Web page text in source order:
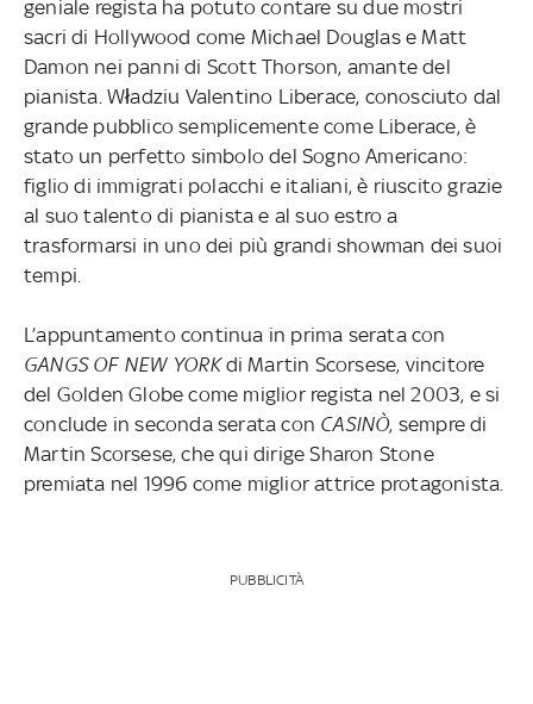
geniale regista ha potuto contare su due mostri
sacri di Hollywood come Michael Douglas e Matt
Damon nei panni di Scott Thorson, amante del
pianista. Władziu Valentino Liberace, conosciuto dal
grande pubblico semplicemente come Liberace, è
stato un perfetto simbolo del Sogno Americano:
figlio di immigrati polacchi e italiani, è riuscito grazie
al suo talento di pianista e al suo estro a
trasformarsi in uno dei più grandi showman dei suoi
tempi.
L’appuntamento continua in prima serata con
GANGS OF NEW YORKdi Martin Scorsese, vincitore
del Golden Globe come miglior regista nel 2003, e si
conclude in seconda serata con CASINÒ, sempre di
Martin Scorsese, che qui dirige Sharon Stone
premiata nel 1996 come miglior attrice protagonista.
PUBBLICITÀ